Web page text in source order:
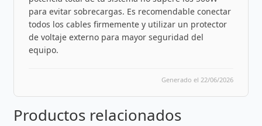
para evitar sobrecargas. Es recomendable conectar
todos los cables firmemente y utilizar un protector
de voltaje externo para mayor seguridad del
equipo.
Generado el 22/06/2026
Productos relacionados